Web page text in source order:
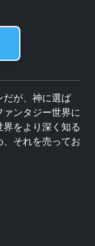
が、神に選ば
ンタジー世界に
をより深く知る
それを売ってお